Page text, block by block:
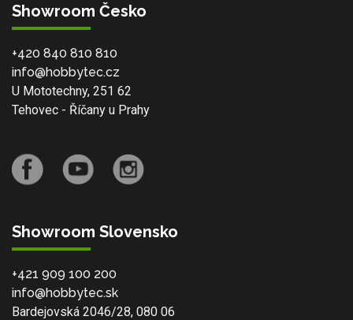
Showroom Česko
+420 840 810 810
info@hobbytec.cz
U Mototechny, 251 62
Tehovec - Říčany u Prahy
Showroom Slovensko
+421 909 100 200
info@hobbytec.sk
Bardejovská 2046/28, 080 06